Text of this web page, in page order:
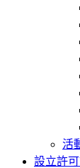
活
設立許